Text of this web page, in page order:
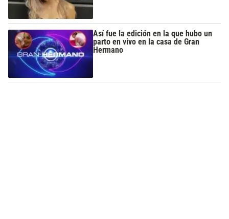
Así fue la edición en la que hubo un
parto en vivo en la casa de Gran
Hermano